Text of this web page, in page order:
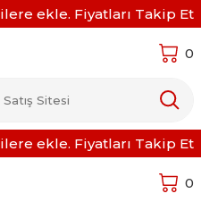
ekle. Fiyatları Takip Et
0
ekle. Fiyatları Takip Et
0